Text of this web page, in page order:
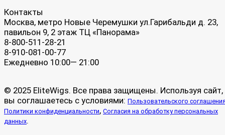
Контакты
Москва, метро Новые Черемушки ул.Гарибальди д. 23,
павильон 9, 2 этаж ТЦ «Панорама»
8-800-511-28-21
8-910-081-00-77
Ежедневно 10:00— 21:00
© 2025 EliteWigs. Все права защищены. Используя сайт,
вы соглашаетесь с условиями: Пользовательского
Политики конфиденциальности, Согласия на обработку персональных
данных.